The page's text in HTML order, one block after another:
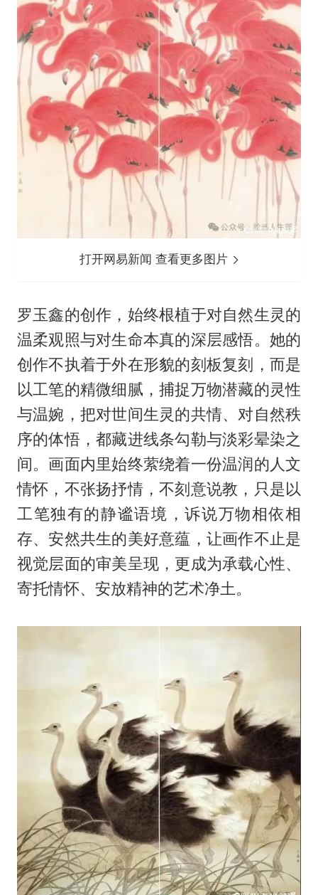
打开网易新闻 查看更多图片
罗玉鑫的创作，始终根植于对自然生灵的
温柔观照与对生命本真的深层感悟。她的
创作不执着于外在形貌的刻板复刻，而是
以工笔的精微细腻，捕捉万物潜藏的灵性
与温婉，把对世间生灵的共情、对自然秩
序的体悟，都藏进线条勾勒与淡彩晕染之
间。画面内里始终萦绕着一份温润的人文
情怀，不张扬抒情，不刻意说教，只是以
工笔独有的静谧语境，诉说万物相依相
存、安然共生的美好意蕴，让画作不止是
视觉层面的审美呈现，更成为承载心性、
寄托情怀、安放精神的艺术净土。